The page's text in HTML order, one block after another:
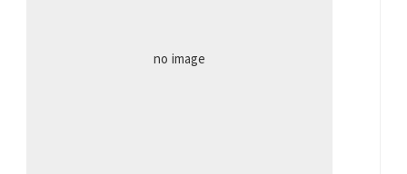
no image